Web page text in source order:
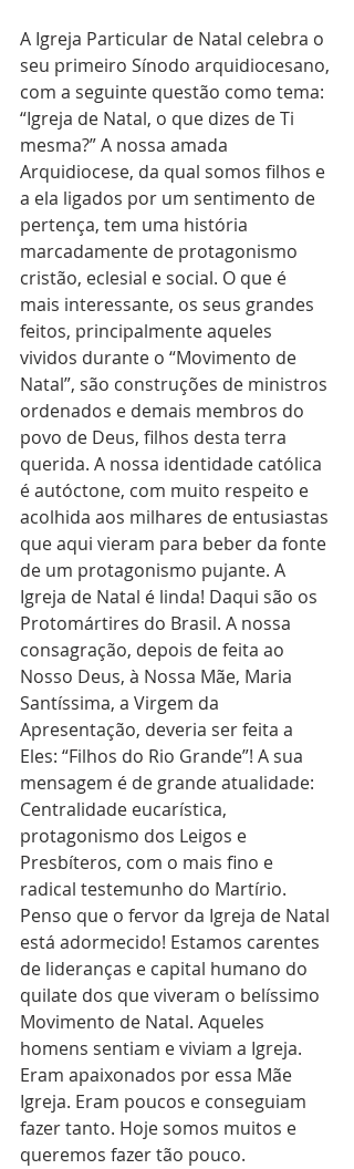
A Igreja Particular de Natal celebra o
seu primeiro Sínodo arquidiocesano,
com a seguinte questão como tema:
“Igreja de Natal, o que dizes de Ti
mesma?” A nossa amada
Arquidiocese, da qual somos filhos e
a ela ligados por um sentimento de
pertença, tem uma história
marcadamente de protagonismo
cristão, eclesial e social. O que é
mais interessante, os seus grandes
feitos, principalmente aqueles
vividos durante o “Movimento de
Natal”, são construções de ministros
ordenados e demais membros do
povo de Deus, filhos desta terra
querida. A nossa identidade católica
é autóctone, com muito respeito e
acolhida aos milhares de entusiastas
que aqui vieram para beber da fonte
de um protagonismo pujante. A
Igreja de Natal é linda! Daqui são os
Protomártires do Brasil. A nossa
consagração, depois de feita ao
Nosso Deus, à Nossa Mãe, Maria
Santíssima, a Virgem da
Apresentação, deveria ser feita a
Eles: “Filhos do Rio Grande”! A sua
mensagem é de grande atualidade:
Centralidade eucarística,
protagonismo dos Leigos e
Presbíteros, com o mais fino e
radical testemunho do Martírio.
Penso que o fervor da Igreja de Natal
está adormecido! Estamos carentes
de lideranças e capital humano do
quilate dos que viveram o belíssimo
Movimento de Natal. Aqueles
homens sentiam e viviam a Igreja.
Eram apaixonados por essa Mãe
Igreja. Eram poucos e conseguiam
fazer tanto. Hoje somos muitos e
queremos fazer tão pouco.